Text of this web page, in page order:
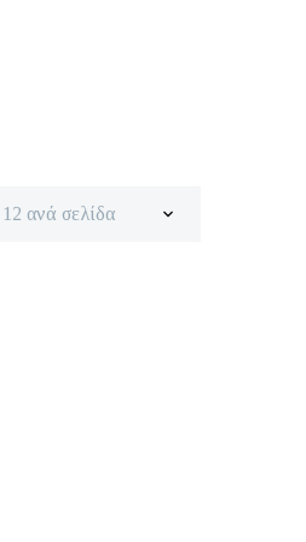
12 ανά σελίδα